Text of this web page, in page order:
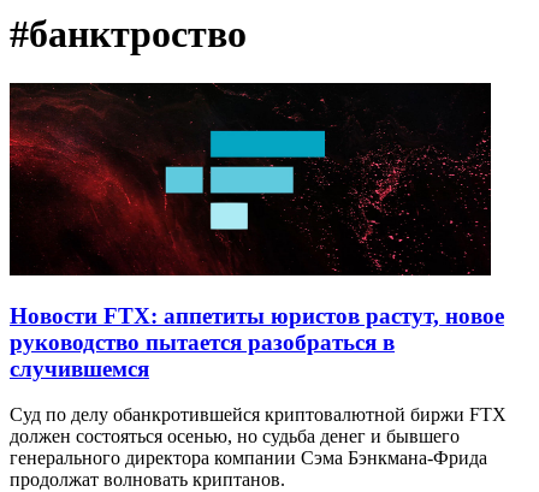
#банктроство
Новости FTX: аппетиты юристов растут, новое
руководство пытается разобраться в
случившемся
Суд по делу обанкротившейся криптовалютной биржи FTX
должен состояться осенью, но судьба денег и бывшего
генерального директора компании Сэма Бэнкмана-Фрида
продолжат волновать криптанов.